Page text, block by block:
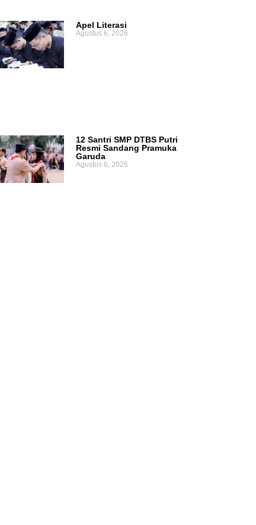
Apel Literasi
Agustus 6, 2026
12 Santri SMP DTBS Putri
Resmi Sandang Pramuka
Garuda
Agustus 6, 2026